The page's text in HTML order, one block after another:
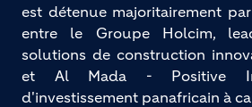
est détenue majoritairement
entre le Groupe Holcim,
solutions de construction
et Al Mada - Positive
d'investissement panafricain à